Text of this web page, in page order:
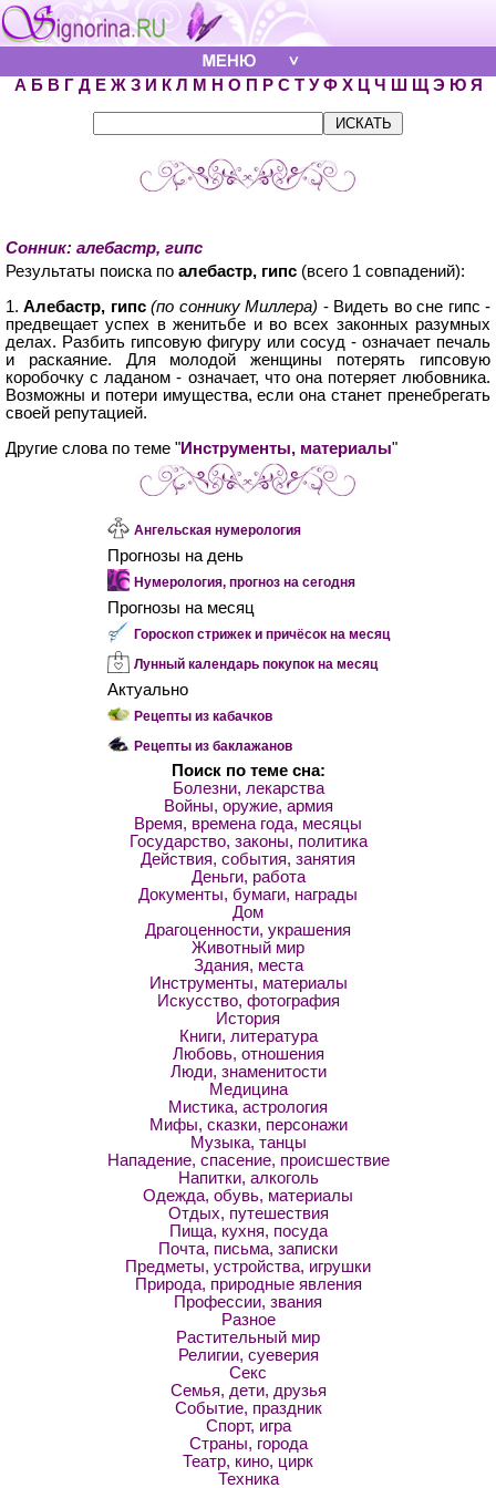
А Б В Г Д Е Ж З И К Л М Н О П Р С Т У Ф Х Ц Ч Ш Щ Э Ю Я
Сонник: алебастр, гипс
Результаты поиска по алебастр, гипс (всего 1 совпадений):
1.Алебастр, гипс(по соннику Миллера) - Видеть во сне гипс -
предвещает успех в женитьбе и во всех законных разумных
делах. Разбить гипсовую фигуру или сосуд - означает печаль
и раскаяние. Для молодой женщины потерять гипсовую
коробочку с ладаном - означает, что она потеряет любовника.
Возможны и потери имущества, если она станет пренебрегать
своей репутацией.
Другие слова по теме "Инструменты, материалы"
Ангельская нумерология
Прогнозы на день
Нумерология, прогноз на сегодня
Прогнозы на месяц
Гороскоп стрижек и причёсок на месяц
Лунный календарь покупок на месяц
Актуально
Рецепты из кабачков
Рецепты из баклажанов
Поиск по теме сна:
Болезни, лекарства
Войны, оружие, армия
Время, времена года, месяцы
Государство, законы, политика
Действия, события, занятия
Деньги, работа
Документы, бумаги, награды
Дом
Драгоценности, украшения
Животный мир
Здания, места
Инструменты, материалы
Искусство, фотография
История
Книги, литература
Любовь, отношения
Люди, знаменитости
Медицина
Мистика, астрология
Мифы, сказки, персонажи
Музыка, танцы
Нападение, спасение, происшествие
Напитки, алкоголь
Одежда, обувь, материалы
Отдых, путешествия
Пища, кухня, посуда
Почта, письма, записки
Предметы, устройства, игрушки
Природа, природные явления
Профессии, звания
Разное
Растительный мир
Религии, суеверия
Секс
Семья, дети, друзья
Событие, праздник
Спорт, игра
Страны, города
Театр, кино, цирк
Техника